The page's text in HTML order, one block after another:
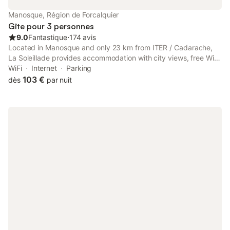
Manosque, Région de Forcalquier
Gîte pour 3 personnes
9.0Fantastique⋅174 avis
Located in Manosque and only 23 km from ITER / Cadarache,
La Soleillade provides accommodation with city views, free WiFi
and free private parking. The property is non-smoking and is
situated 8 km from Golf du Luberon.
WiFi Internet
Parking
dès 103 € par nuit